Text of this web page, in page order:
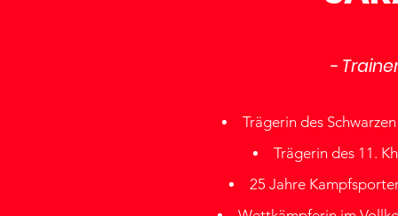
-
Trägerin des
Trägerin des 11.
25 Jahre